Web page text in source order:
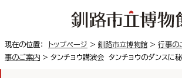
現在の位置： トップページ > 釧路市立博物館 > 行事の
事のご案内 > タンチョウ講演会 タンチョウのダンスに